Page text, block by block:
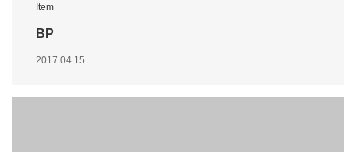
Item
BP
2017.04.15